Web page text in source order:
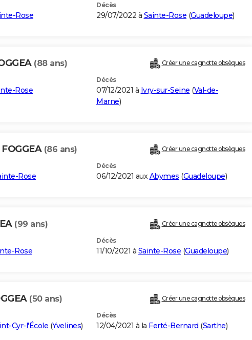
Rose
Décès
29/07/2022 à Sainte-Rose (Guadeloupe)
(88 ans) Créer une cagnotte obsèques
Rose
Décès
07/12/2021 à Ivry-sur-Seine (Val-de-
Marne)
(86 ans) Créer une cagnotte obsèques
Rose
Décès
06/12/2021 auxAbymes (Guadeloupe)
(99 ans) Créer une cagnotte obsèques
Rose
Décès
11/10/2021 à Sainte-Rose (Guadeloupe)
(50 ans) Créer une cagnotte obsèques
Cyr-l'École (Yvelines)
Décès
12/04/2021 à la Ferté-Bernard (Sarthe)